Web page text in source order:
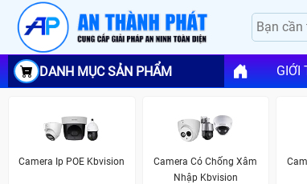
DANH MỤC SẢN PHẨM GIỚI
Camera Ip POE Kbvision
Camera Có Chống Xâm
Nhập Kbvision